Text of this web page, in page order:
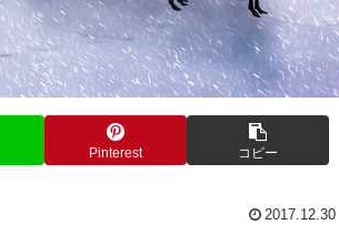
Pinterest コピー
2017.12.30